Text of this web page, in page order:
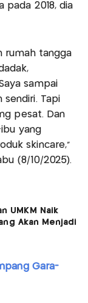
pada 2018, dia
rumah tangga
sampai
sendiri. Tapi
pesat. Dan
yang
skincare,"
(8/10/2025).
UMKM Naik
Akan Menjadi
Gara-